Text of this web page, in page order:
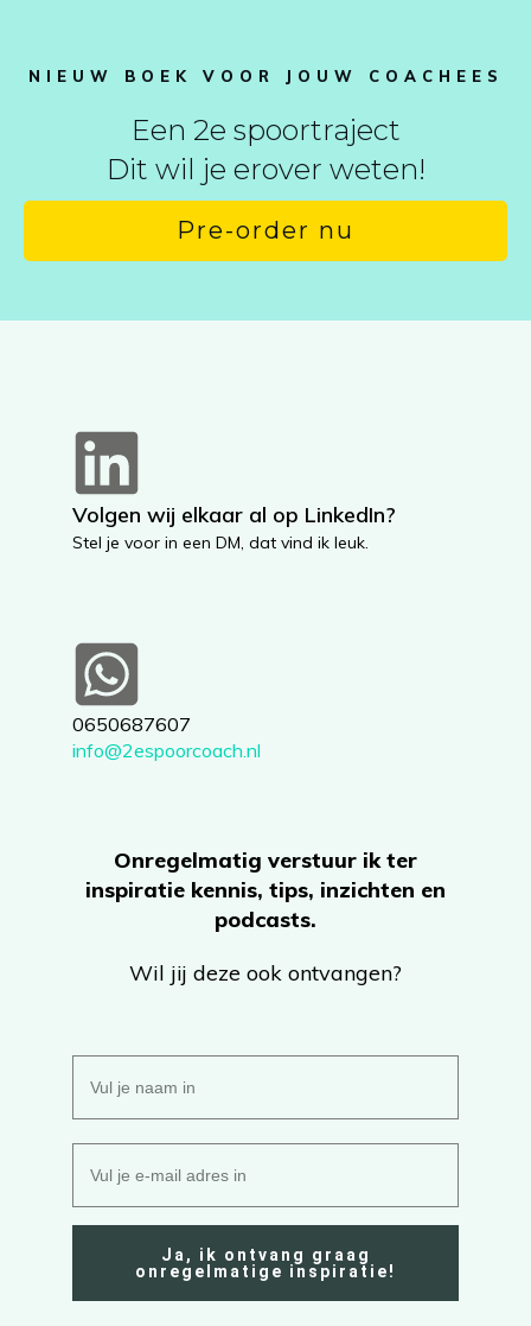
NIEUW BOEK VOOR JOUW COACHEES
Een 2e spoortraject
Dit wil je erover weten!
Pre-order nu
Volgen wij elkaar al op LinkedIn?
Stel je voor in een DM, dat vind ik leuk.
0650687607
info@2espoorcoach.nl
Onregelmatig verstuur ik ter
inspiratie kennis, tips, inzichten en
podcasts.
Wil jij deze ook ontvangen?
Ja, ik ontvang graag
onregelmatige inspiratie!